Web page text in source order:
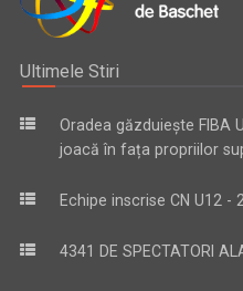
Ultimele Stiri
Oradea găzduiește FIBA
joacă în fața propriilor
Echipe inscrise CN U12 -
4341 DE SPECTATORI